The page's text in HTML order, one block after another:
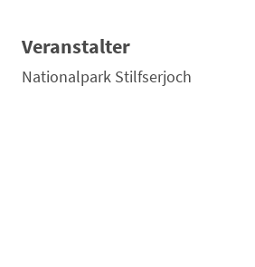
Veranstalter
Nationalpark Stilfserjoch